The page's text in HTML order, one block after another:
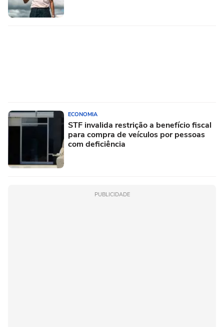
ECONOMIA
STF invalida restrição a benefício fiscal
para compra de veículos por pessoas
com deficiência
PUBLICIDADE